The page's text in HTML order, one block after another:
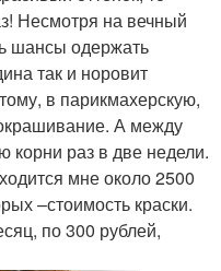
Несмотря на вечный
шансы одержать
так и норовит
в парикмахерскую,
А между
корни раз в две недели.
мне около 2500
–стоимость краски.
по 300 рублей,